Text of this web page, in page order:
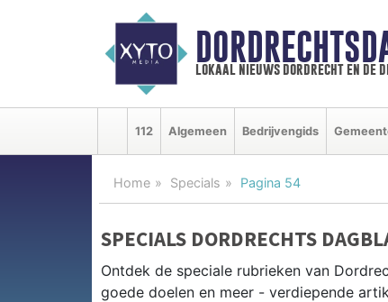
lokaal nieuws dordrecht en de
112 Algemeen Bedrijvengids
Home Specials Pagina 54
SPECIALS DORDRECHTS
Ontdek de speciale rubrieken van
goede doelen en meer - verdiepende